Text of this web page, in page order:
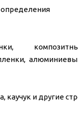
каучук и другие